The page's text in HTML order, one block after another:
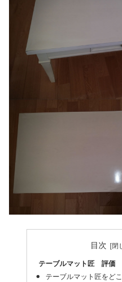
目次
テーブルマット匠 評価
テーブルマット匠をど